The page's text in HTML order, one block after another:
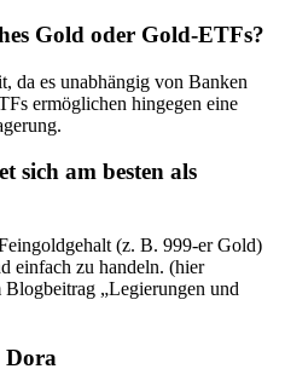
Gold oder Gold-ETFs?
da es unabhängig von Banken
ermöglichen hingegen eine
sich am besten als
(z. B. 999-er Gold)
einfach zu handeln. (hier
„Legierungen und
Dora